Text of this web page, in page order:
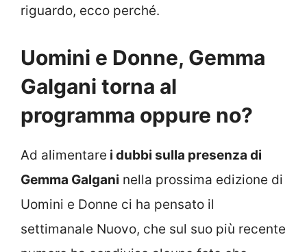
riguardo, ecco perché.
Uomini e Donne, Gemma
Galgani torna al
programma oppure no?
Ad alimentare i dubbi sulla presenza di
Gemma Galgani nella prossima edizione di
Uomini e Donne ci ha pensato il
settimanale Nuovo, che sul suo più recente